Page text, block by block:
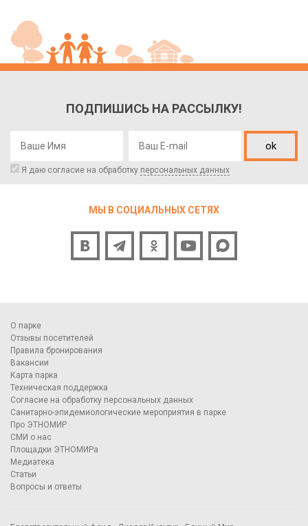
ПОДПИШИСЬ НА РАССЫЛКУ!
ok
Я даю согласие на обработку персональных данных
МЫ В СОЦИАЛЬНЫХ СЕТЯХ
О парке
Отзывы посетителей
Правила бронирования
Вакансии
Карта парка
Техническая поддержка
Согласие на обработку персональных данных
Санитарно-эпидемиологические мероприятия в парке
Про ЭТНОМИР
СМИ о нас
Площадки ЭТНОМИРа
Медиатека
Статьи
Вопросы и ответы